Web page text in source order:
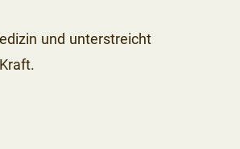
und unterstreicht